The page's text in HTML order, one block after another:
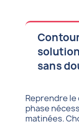
sans
Reprendre
phase
matinées.